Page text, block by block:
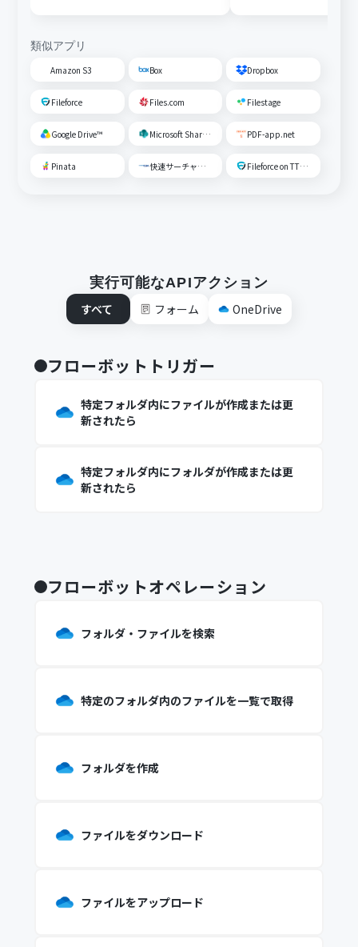
類似アプリ
Amazon S3 Box Dropbox
Fileforce Files.com Filestage
Google Drive™ Microsoft SharePoint PDF-app.net
Pinata 快速サーチャーGX Fileforce on TTS Cloud
実行可能なAPIアクション
すべて
フォーム OneDrive
フローボットトリガー
特定フォルダ内にファイルが作成または更
新されたら
特定フォルダ内にフォルダが作成または更
新されたら
フローボットオペレーション
フォルダ・ファイルを検索
特定のフォルダ内のファイルを一覧で取得
フォルダを作成
ファイルをダウンロード
ファイルをアップロード